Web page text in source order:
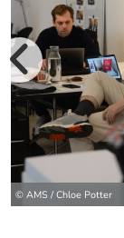
© AMS / Chloe Potter